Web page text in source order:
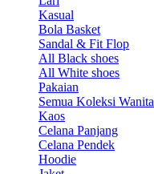
Kasual
Bola Basket
Sandal & Fit Flop
All Black shoes
All White shoes
Pakaian
Semua Koleksi Wanita
Kaos
Celana Panjang
Celana Pendek
Hoodie